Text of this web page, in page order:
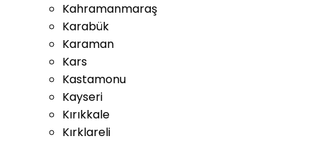
Kahramanmaraş
Karabük
Karaman
Kars
Kastamonu
Kayseri
Kırıkkale
Kırklareli